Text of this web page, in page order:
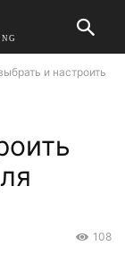
и настроить
108